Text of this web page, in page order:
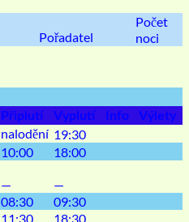
Pořadatel
Počet
noci
Připlutí Vyplutí Info Výlety
nalodění 19:30
10:00 18:00
—
—
08:30
09:30
11:30
18:30